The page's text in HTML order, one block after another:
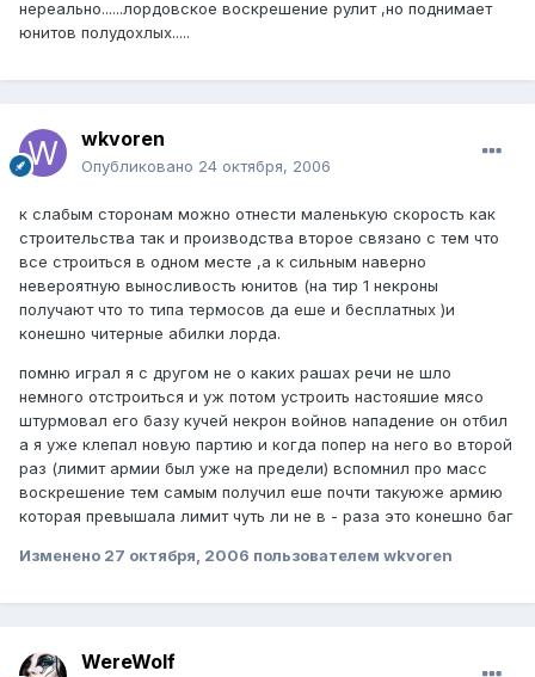
нереально......лордовское воскрешение рулит ,но поднимает
юнитов полудохлых.....
wkvoren
Опубликовано 24 октября, 2006
к слабым сторонам можно отнести маленькую скорость как
строительства так и производства второе связано с тем что
все строиться в одном месте ,а к сильным наверно
невероятную выносливость юнитов (на тир 1 некроны
получают что то типа термосов да еше и бесплатных )и
конешно читерные абилки лорда.
помню играл я с другом не о каких рашах речи не шло
немного отстроиться и уж потом устроить настояшие мясо
штурмовал его базу кучей некрон войнов нападение он отбил
а я уже клепал новую партию и когда попер на него во второй
раз (лимит армии был уже на предели) вспомнил про масс
воскрешение тем самым получил еше почти такуюже армию
которая превышала лимит чуть ли не в - раза это конешно баг
Изменено 27 октября, 2006 пользователем wkvoren
WereWolf